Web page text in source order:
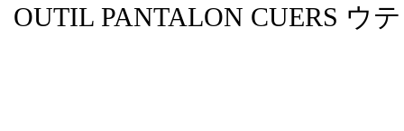
OUTIL PANTALON CUERS ウ